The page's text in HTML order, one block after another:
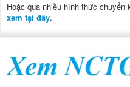
Hoặc qua nhiều hình thức
xem tại đây.